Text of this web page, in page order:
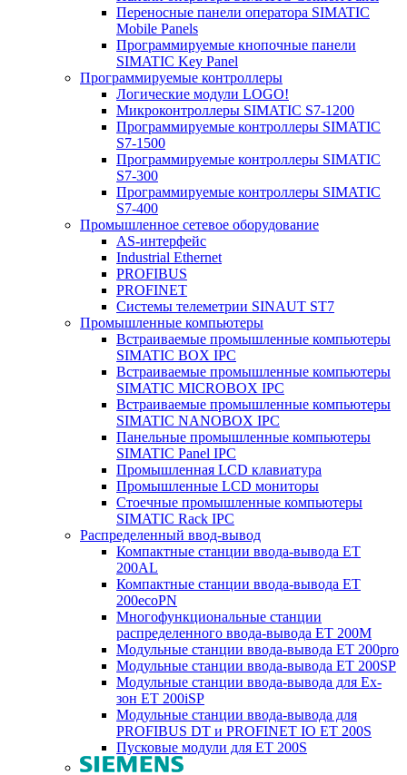
Переносные панели оператора SIMATIC
Mobile Panels
Программируемые кнопочные панели
SIMATIC Key Panel
Программируемые контроллеры
Логические модули LOGO!
Микроконтроллеры SIMATIC S7-1200
Программируемые контроллеры SIMATIC
S7-1500
Программируемые контроллеры SIMATIC
S7-300
Программируемые контроллеры SIMATIC
S7-400
Промышленное сетевое оборудование
AS-интерфейс
Industrial Ethernet
PROFIBUS
PROFINET
Системы телеметрии SINAUT ST7
Промышленные компьютеры
Встраиваемые промышленные компьютеры
SIMATIC BOX IPC
Встраиваемые промышленные компьютеры
SIMATIC MICROBOX IPC
Встраиваемые промышленные компьютеры
SIMATIC NANOBOX IPC
Панельные промышленные компьютеры
SIMATIC Panel IPC
Промышленная LCD клавиатура
Промышленные LCD мониторы
Стоечные промышленные компьютеры
SIMATIC Rack IPC
Распределенный ввод-вывод
Компактные станции ввода-вывода ET
200AL
Компактные станции ввода-вывода ET
200ecoPN
Многофункциональные станции
распределенного ввода-вывода ET 200M
Модульные станции ввода-вывода ET 200pro
Модульные станции ввода-вывода ET 200SP
Модульные станции ввода-вывода для Ex-
зон ET 200iSP
Модульные станции ввода-вывода для
PROFIBUS DT и PROFINET IO ET 200S
Пусковые модули для ET 200S